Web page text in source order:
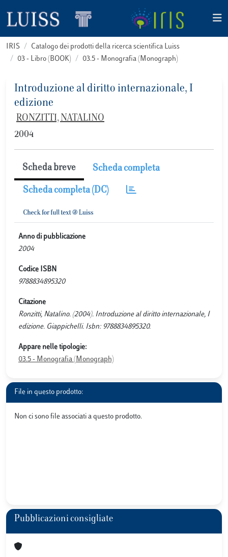
IRIS
Catalogo dei prodotti della ricerca scientifica Luiss
03 - Libro (BOOK)
03.5 - Monografia (Monograph)
Introduzione al diritto internazionale, I
edizione
RONZITTI, NATALINO
2004
Scheda breve Scheda completa
Scheda completa (DC)
Anno di pubblicazione
2004
Codice ISBN
9788834895320
Citazione
Ronzitti, Natalino. (2004). Introduzione al diritto internazionale, I
edizione. Giappichelli. Isbn: 9788834895320.
Appare nelle tipologie:
03.5 - Monografia (Monograph)
File in questo prodotto:
Non ci sono file associati a questo prodotto.
Pubblicazioni consigliate